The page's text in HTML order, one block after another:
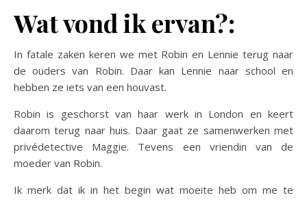
Wat vond ik ervan?:
In fatale zaken keren we met Robin en Lennie terug naar
de ouders van Robin. Daar kan Lennie naar school en
hebben ze iets van een houvast.
Robin is geschorst van haar werk in London en keert
daarom terug naar huis. Daar gaat ze samenwerken met
privédetective Maggie. Tevens een vriendin van de
moeder van Robin.
Ik merk dat ik in het begin wat moeite heb om me te